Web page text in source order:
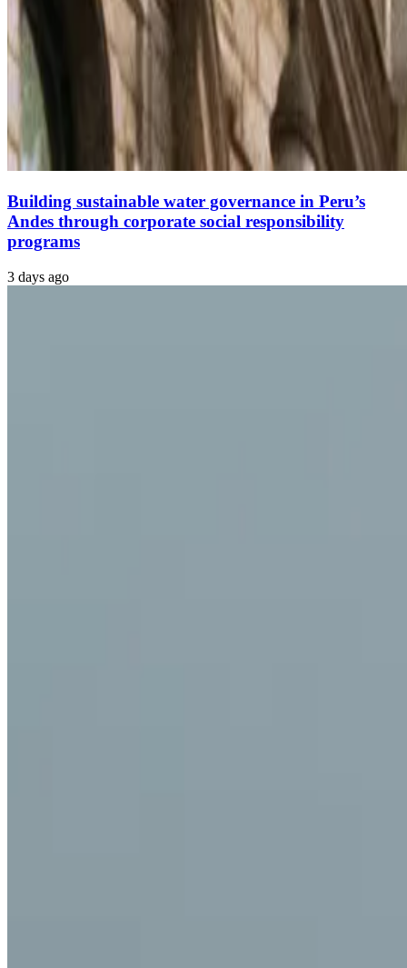
Building sustainable water governance in Peru’s
Andes through corporate social responsibility
programs
3 days ago